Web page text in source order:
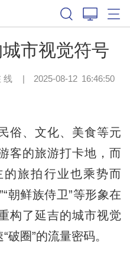
市视觉符号
线 | 2025-08-12 16:46:50
、文化、美食等元
客的旅游打卡地，而
旅拍行业也乘势而
朝鲜族侍卫”等形象在
构了延吉的城市视觉
圈”的流量密码。